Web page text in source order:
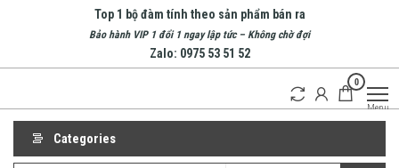
Top 1 bộ đàm tính theo sản phẩm bán ra
Bảo hành VIP 1 đổi 1 ngay lập tức – Không chờ đợi
Zalo: 0975 53 51 52
Đàm
Nha
Trang
đầu về
đàm
0
Menu
Categories